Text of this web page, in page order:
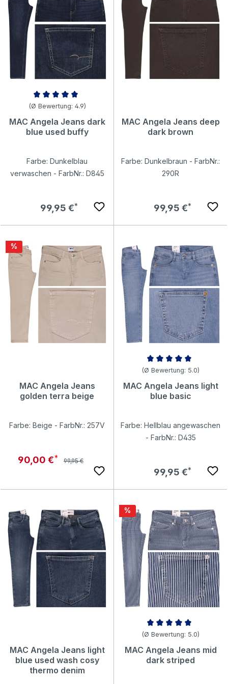
Durchschnittliche Bewertung von 4.94 von 5 Sternen
(Ø Bewertung: 4.9)
MAC Angela Jeans dark
blue used buffy
Farbe: Dunkelblau
verwaschen - FarbNr.: D845
Regulärer Preis:
99,95 €
MAC Angela Jeans deep
dark brown
Farbe: Dunkelbraun - FarbNr.:
290R
Regulärer Preis:
99,95 €
Rabatt
%
MAC Angela Jeans
golden terra beige
Farbe: Beige - FarbNr.: 257V
Verkaufspreis:
90,00 € Regulärer Preis:
99,95 €
Durchschnittliche Bewertung
(Ø Bewertung: 5.0)
MAC Angela Jeans light
blue basic
Farbe: Hellblau angewaschen
- FarbNr.: D435
Regulärer Preis:
99,95 €
MAC Angela Jeans light
blue used wash cosy
thermo denim
Rabatt
%
Durchschnittliche Bewertung
(Ø Bewertung: 5.0)
MAC Angela Jeans mid
dark striped